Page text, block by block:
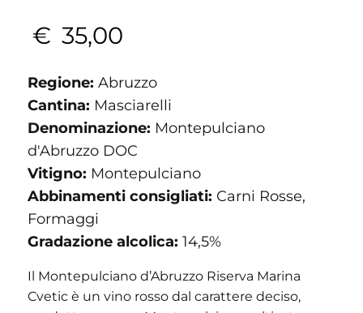
€ 35,00
Regione: Abruzzo
Cantina: Masciarelli
Denominazione: Montepulciano
d'Abruzzo DOC
Vitigno: Montepulciano
Abbinamenti consigliati: Carni Rosse,
Formaggi
Gradazione alcolica: 14,5%
Il Montepulciano d’Abruzzo Riserva Marina
Cvetic è un vino rosso dal carattere deciso,